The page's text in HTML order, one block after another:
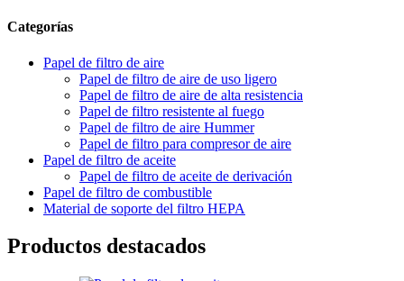
Categorías
Papel de filtro de aire
Papel de filtro de aire de uso ligero
Papel de filtro de aire de alta resistencia
Papel de filtro resistente al fuego
Papel de filtro de aire Hummer
Papel de filtro para compresor de aire
Papel de filtro de aceite
Papel de filtro de aceite de derivación
Papel de filtro de combustible
Material de soporte del filtro HEPA
Productos destacados